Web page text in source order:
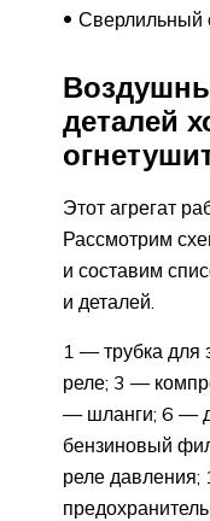
Сверлильный
деталей
Этот агрегат
Рассмотрим
и составим
и деталей.
1 — трубка для
реле; 3 —
— шланги; 6 —
бензиновый
реле